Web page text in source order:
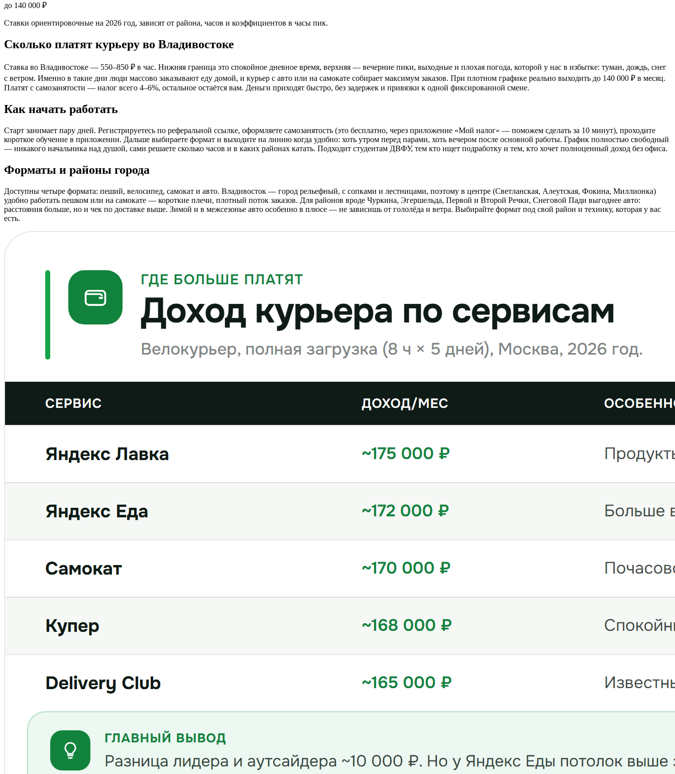
до 140 000 ₽
Ставки ориентировочные на 2026 год, зависят от района, часов и коэффициентов в часы пик.
Сколько платят курьеру во Владивостоке
Ставка во Владивостоке — 550–850 ₽ в час. Нижняя граница это спокойное дневное время, верхняя — вечерние пики, выходные и плохая погода, которой у нас в избытке: туман, дождь, снег
с ветром. Именно в такие дни люди массово заказывают еду домой, и курьер с авто или на самокате собирает максимум заказов. При плотном графике реально выходить до 140 000 ₽ в месяц.
Платят с самозанятости — налог всего 4–6%, остальное остаётся вам. Деньги приходят быстро, без задержек и привязки к одной фиксированной смене.
Как начать работать
Старт занимает пару дней. Регистрируетесь по реферальной ссылке, оформляете самозанятость (это бесплатно, через приложение «Мой налог» — поможем сделать за 10 минут), проходите
короткое обучение в приложении. Дальше выбираете формат и выходите на линию когда удобно: хоть утром перед парами, хоть вечером после основной работы. График полностью свободный
— никакого начальника над душой, сами решаете сколько часов и в каких районах катать. Подходит студентам ДВФУ, тем кто ищет подработку и тем, кто хочет полноценный доход без офиса.
Форматы и районы города
Доступны четыре формата: пеший, велосипед, самокат и авто. Владивосток — город рельефный, с сопками и лестницами, поэтому в центре (Светланская, Алеутская, Фокина, Миллионка)
удобно работать пешком или на самокате — короткие плечи, плотный поток заказов. Для районов вроде Чуркина, Эгершельда, Первой и Второй Речки, Снеговой Пади выгоднее авто:
расстояния больше, но и чек по доставке выше. Зимой и в межсезонье авто особенно в плюсе — не зависишь от гололёда и ветра. Выбирайте формат под свой район и технику, которая у вас
есть.